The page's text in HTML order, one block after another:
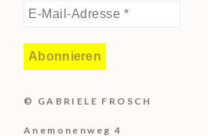
© GABRIELE FROSCH
Anemonenweg 4